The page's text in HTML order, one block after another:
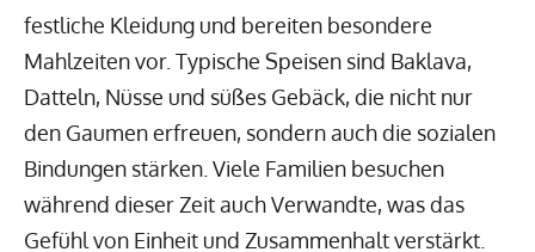
festliche Kleidung und bereiten besondere
Mahlzeiten vor. Typische Speisen sind Baklava,
Datteln, Nüsse und süßes Gebäck, die nicht nur
den Gaumen erfreuen, sondern auch die sozialen
Bindungen stärken. Viele Familien besuchen
während dieser Zeit auch Verwandte, was das
Gefühl von Einheit und Zusammenhalt verstärkt.